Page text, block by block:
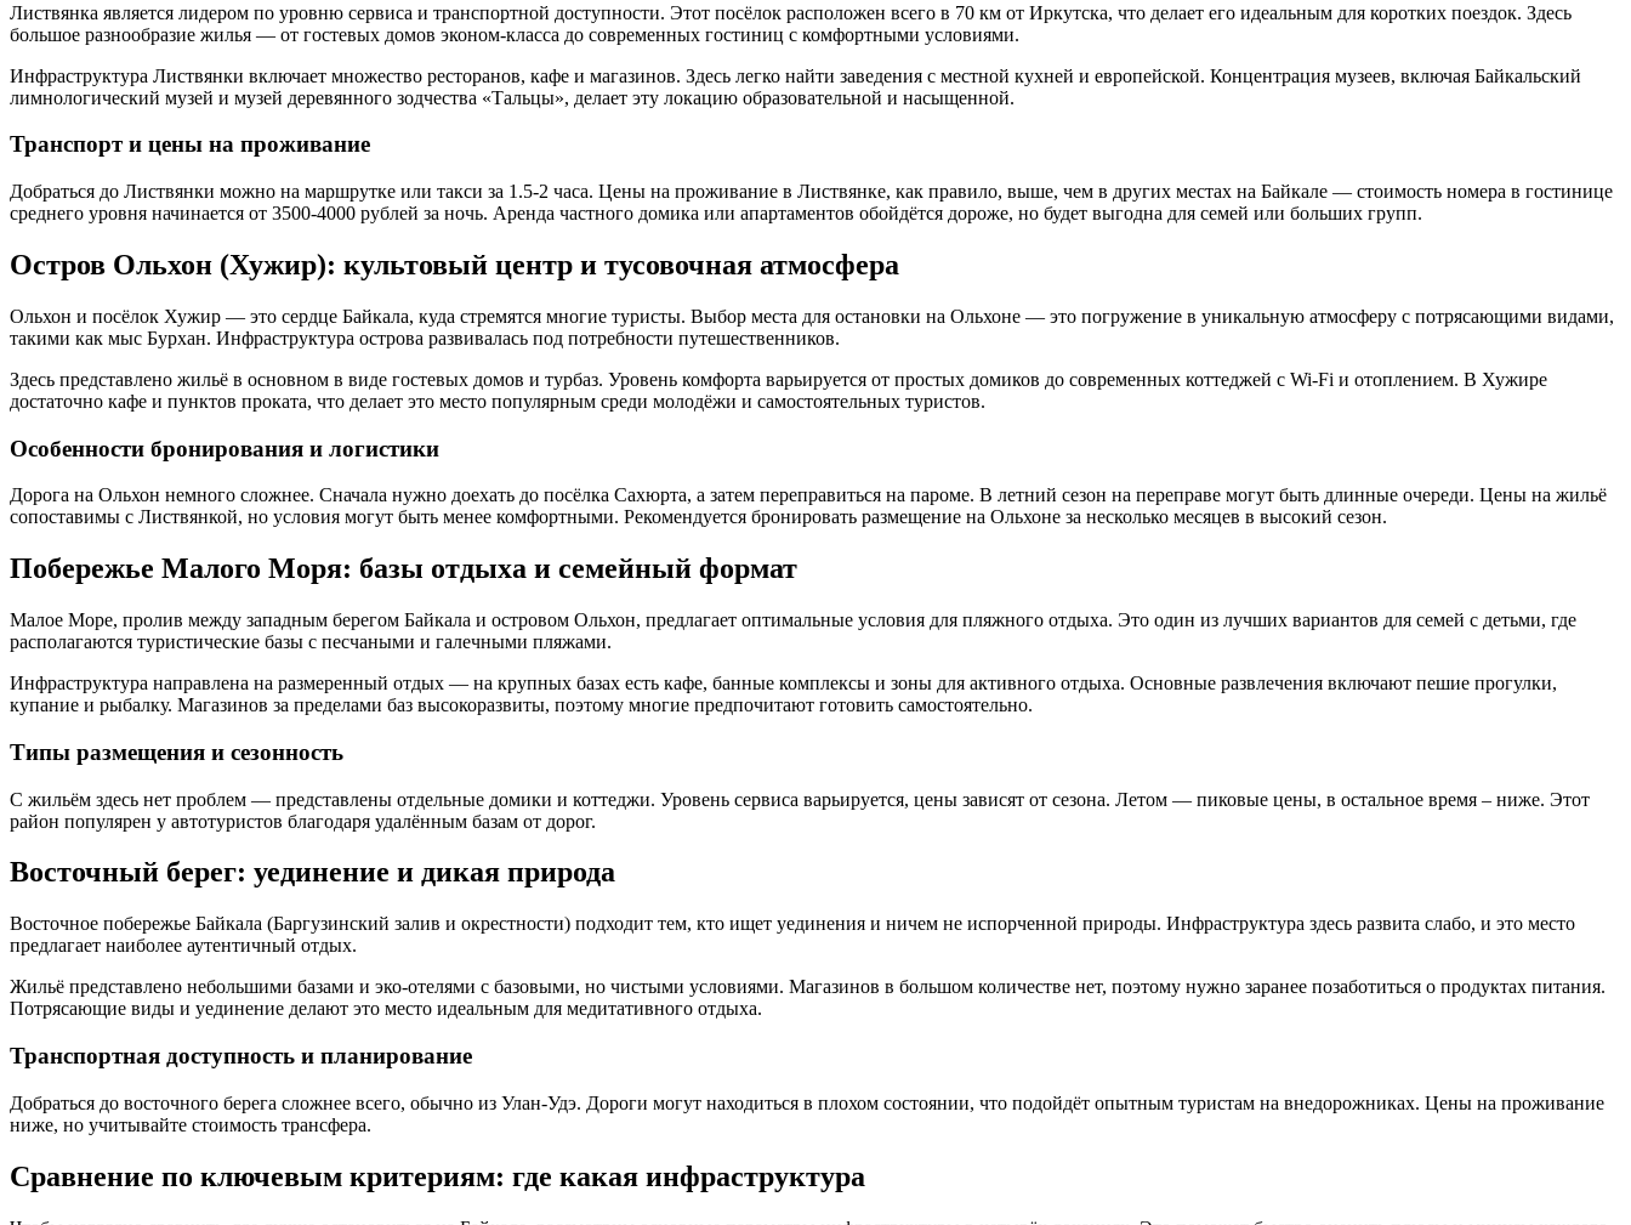
Листвянка является лидером по уровню сервиса и транспортной доступности. Этот посёлок расположен всего в 70 км от Иркутска, что делает его идеальным для коротких поездок. Здесь
большое разнообразие жилья — от гостевых домов эконом-класса до современных гостиниц с комфортными условиями.
Инфраструктура Листвянки включает множество ресторанов, кафе и магазинов. Здесь легко найти заведения с местной кухней и европейской. Концентрация музеев, включая Байкальский
лимнологический музей и музей деревянного зодчества «Тальцы», делает эту локацию образовательной и насыщенной.
Транспорт и цены на проживание
Добраться до Листвянки можно на маршрутке или такси за 1.5-2 часа. Цены на проживание в Листвянке, как правило, выше, чем в других местах на Байкале — стоимость номера в гостинице
среднего уровня начинается от 3500-4000 рублей за ночь. Аренда частного домика или апартаментов обойдётся дороже, но будет выгодна для семей или больших групп.
Остров Ольхон (Хужир): культовый центр и тусовочная атмосфера
Ольхон и посёлок Хужир — это сердце Байкала, куда стремятся многие туристы. Выбор места для остановки на Ольхоне — это погружение в уникальную атмосферу с потрясающими видами,
такими как мыс Бурхан. Инфраструктура острова развивалась под потребности путешественников.
Здесь представлено жильё в основном в виде гостевых домов и турбаз. Уровень комфорта варьируется от простых домиков до современных коттеджей с Wi-Fi и отоплением. В Хужире
достаточно кафе и пунктов проката, что делает это место популярным среди молодёжи и самостоятельных туристов.
Особенности бронирования и логистики
Дорога на Ольхон немного сложнее. Сначала нужно доехать до посёлка Сахюрта, а затем переправиться на пароме. В летний сезон на переправе могут быть длинные очереди. Цены на жильё
сопоставимы с Листвянкой, но условия могут быть менее комфортными. Рекомендуется бронировать размещение на Ольхоне за несколько месяцев в высокий сезон.
Побережье Малого Моря: базы отдыха и семейный формат
Малое Море, пролив между западным берегом Байкала и островом Ольхон, предлагает оптимальные условия для пляжного отдыха. Это один из лучших вариантов для семей с детьми, где
располагаются туристические базы с песчаными и галечными пляжами.
Инфраструктура направлена на размеренный отдых — на крупных базах есть кафе, банные комплексы и зоны для активного отдыха. Основные развлечения включают пешие прогулки,
купание и рыбалку. Магазинов за пределами баз высокоразвиты, поэтому многие предпочитают готовить самостоятельно.
Типы размещения и сезонность
С жильём здесь нет проблем — представлены отдельные домики и коттеджи. Уровень сервиса варьируется, цены зависят от сезона. Летом — пиковые цены, в остальное время – ниже. Этот
район популярен у автотуристов благодаря удалённым базам от дорог.
Восточный берег: уединение и дикая природа
Восточное побережье Байкала (Баргузинский залив и окрестности) подходит тем, кто ищет уединения и ничем не испорченной природы. Инфраструктура здесь развита слабо, и это место
предлагает наиболее аутентичный отдых.
Жильё представлено небольшими базами и эко-отелями с базовыми, но чистыми условиями. Магазинов в большом количестве нет, поэтому нужно заранее позаботиться о продуктах питания.
Потрясающие виды и уединение делают это место идеальным для медитативного отдыха.
Транспортная доступность и планирование
Добраться до восточного берега сложнее всего, обычно из Улан-Удэ. Дороги могут находиться в плохом состоянии, что подойдёт опытным туристам на внедорожниках. Цены на проживание
ниже, но учитывайте стоимость трансфера.
Сравнение по ключевым критериям: где какая инфраструктура